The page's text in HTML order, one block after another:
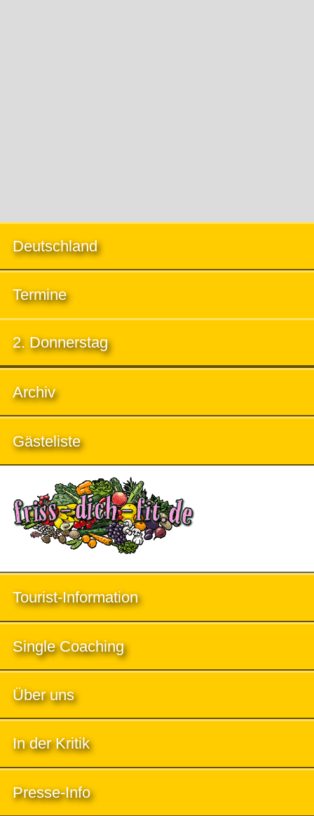
Deutschland
Termine
2. Donnerstag
Archiv
Gästeliste
Tourist-Information
Single Coaching
Über uns
In der Kritik
Presse-Info